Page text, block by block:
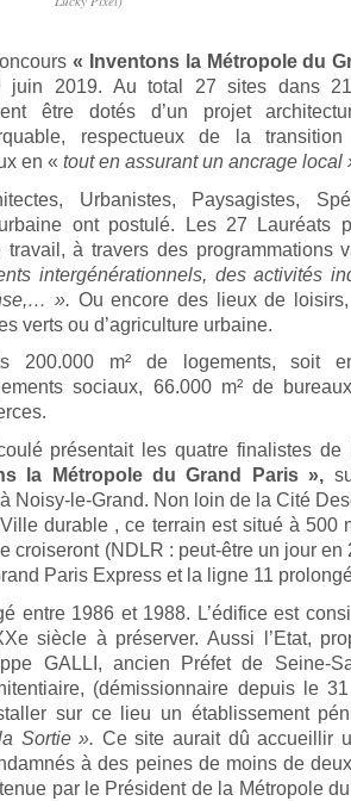
« Inventons la Métropole du
2019. Au total 27 sites dans
être dotés d’un projet
respectueux de la transition
en « tout en assurant un ancrage local
Urbanistes, Paysagistes,
ont postulé. Les 27 Lauréats
travail, à travers des programmations
intergénérationnels, des activités
». Ou encore des lieux de
verts ou d’agriculture urbaine.
200.000 m² de logements, soit
sociaux, 66.000 m² de
présentait les quatre finalistes de
la Métropole du Grand Paris »,
Noisy-le-Grand. Non loin de la Cité
durable , ce terrain est situé à 500
croiseront (NDLR : peut-être un jour en
Paris Express et la ligne 11
entre 1986 et 1988. L’édifice est
siècle à préserver. Aussi l’Etat,
GALLI, ancien Préfet de Seine-
(démissionnaire depuis le
sur ce lieu un établissement
Sortie ». Ce site aurait dû accueillir
à des peines de moins de
par le Président de la Métropole